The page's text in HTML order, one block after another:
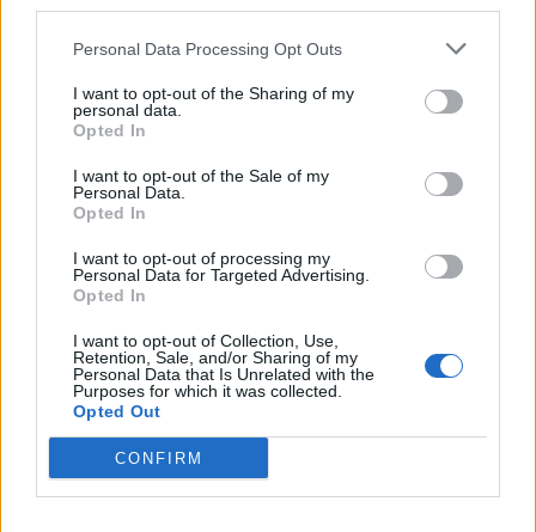
Personal Data Processing Opt Outs
I want to opt-out of the Sharing of my
personal data.
Opted In
I want to opt-out of the Sale of my
Personal Data.
Opted In
I want to opt-out of processing my
Personal Data for Targeted Advertising.
Opted In
I want to opt-out of Collection, Use,
Retention, Sale, and/or Sharing of my
Personal Data that Is Unrelated with the
Purposes for which it was collected.
Opted Out
CONFIRM